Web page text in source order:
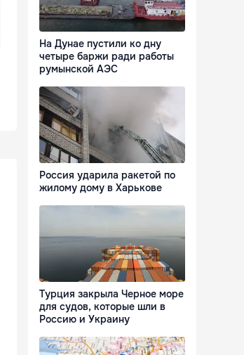
На Дунае пустили ко дну
четыре баржи ради работы
румынской АЭС
Россия ударила ракетой по
жилому дому в Харькове
Турция закрыла Черное море
для судов, которые шли в
Россию и Украину